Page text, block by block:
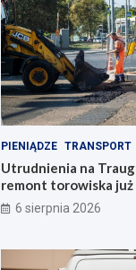
PIENIĄDZE TRANSPORT
Utrudnienia na
remont torowiska
6 sierpnia 2026